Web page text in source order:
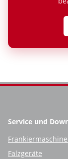
Service und
Falzgeräte